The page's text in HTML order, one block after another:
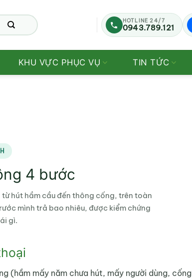
HOTLINE 24/7
0943.789.121
KHU VỰC PHỤC VỤ TIN TỨC
4 bước
hút hầm cầu đến thông cống, trên toàn
mình trả bao nhiêu, được kiểm chứng
gì.
(hầm mấy năm chưa hút, mấy người dùng, cống